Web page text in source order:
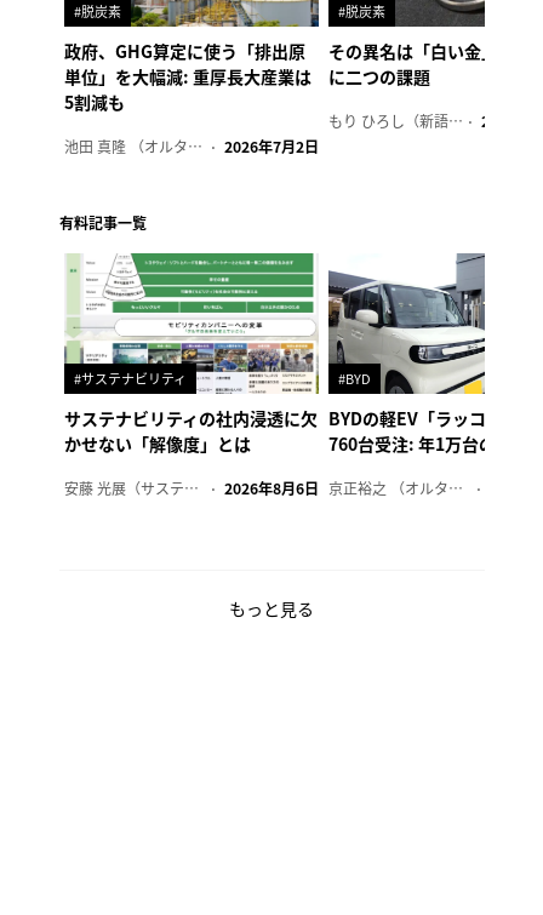
#脱炭素
政府、GHG算定に使う「排出原
単位」を大幅減: 重厚長大産業は
5割減も
池田 真隆 （オルタナ輪番編集長） 2026年7月2日
#脱炭素
その異名は「白い金」、リ
に二つの課題
もり ひろし（新語ウォッチャー） 2023年7
有料記事一覧
#サステナビリティ
サステナビリティの社内浸透に欠
かせない「解像度」とは
安藤 光展（サステナビリティ・コンサルタント） 2026年8月6日
#BYD
BYDの軽EV「ラッコ」、1
760台受注: 年1万台の販売
京正裕之 （オルタナ副編集長）
もっと見る